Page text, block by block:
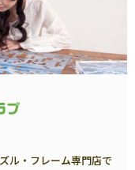
ル・フレーム専門店で